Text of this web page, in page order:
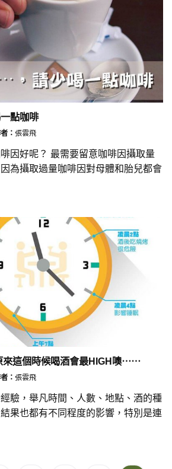
點咖啡
： 張雲飛
因好呢？ 最需要留意咖啡因攝取量
為攝取過量咖啡因對母體和胎兒都會
來這個時候喝酒會最HIGH噢⋯⋯
： 張雲飛
驗，舉凡時間、人數、地點、酒的種
果也都有不同程度的影響，特別是連